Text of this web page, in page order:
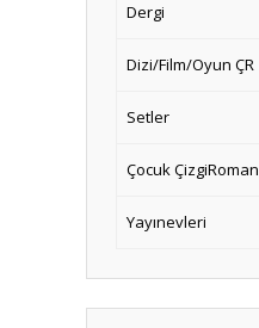
Dergi
Dizi/Film/Oyun ÇR
Setler
Çocuk ÇizgiRoman
Yayınevleri